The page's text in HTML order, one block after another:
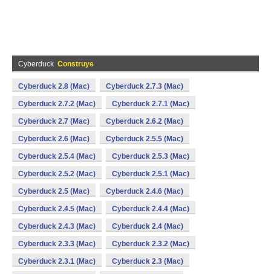
Cyberduck Construye
Cyberduck 2.8 (Mac) Cyberduck 2.7.3 (Mac)
Cyberduck 2.7.2 (Mac) Cyberduck 2.7.1 (Mac)
Cyberduck 2.7 (Mac) Cyberduck 2.6.2 (Mac)
Cyberduck 2.6 (Mac) Cyberduck 2.5.5 (Mac)
Cyberduck 2.5.4 (Mac) Cyberduck 2.5.3 (Mac)
Cyberduck 2.5.2 (Mac) Cyberduck 2.5.1 (Mac)
Cyberduck 2.5 (Mac) Cyberduck 2.4.6 (Mac)
Cyberduck 2.4.5 (Mac) Cyberduck 2.4.4 (Mac)
Cyberduck 2.4.3 (Mac) Cyberduck 2.4 (Mac)
Cyberduck 2.3.3 (Mac) Cyberduck 2.3.2 (Mac)
Cyberduck 2.3.1 (Mac) Cyberduck 2.3 (Mac)